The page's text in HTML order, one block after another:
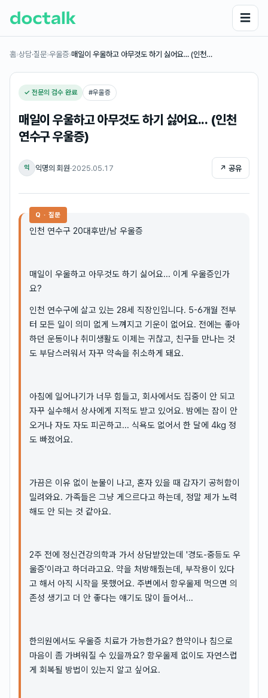
☰
홈›상담·질문›우울증›매일이 우울하고 아무것도 하기 싫어요... (인천…
✓ 전문의 검수 완료 #우울증
매일이 우울하고 아무것도 하기 싫어요... (인천
연수구 우울증)
익 익명의 회원·2025.05.17 ↗ 공유
Q · 질문
인천 연수구 20대후반/남 우울증
매일이 우울하고 아무것도 하기 싫어요... 이게 우울증인가
요?
인천 연수구에 살고 있는 28세 직장인입니다. 5-6개월 전부
터 모든 일이 의미 없게 느껴지고 기운이 없어요. 전에는 좋아
하던 운동이나 취미생활도 이제는 귀찮고, 친구들 만나는 것
도 부담스러워서 자꾸 약속을 취소하게 돼요.
아침에 일어나기가 너무 힘들고, 회사에서도 집중이 안 되고
자꾸 실수해서 상사에게 지적도 받고 있어요. 밤에는 잠이 안
오거나 자도 자도 피곤하고... 식욕도 없어서 한 달에 4kg 정
도 빠졌어요.
가끔은 이유 없이 눈물이 나고, 혼자 있을 때 갑자기 공허함이
밀려와요. 가족들은 그냥 게으르다고 하는데, 정말 제가 노력
해도 안 되는 것 같아요.
2주 전에 정신건강의학과 가서 상담받았는데 '경도-중등도 우
울증'이라고 하더라고요. 약을 처방해줬는데, 부작용이 있다
고 해서 아직 시작을 못했어요. 주변에서 항우울제 먹으면 의
존성 생기고 더 안 좋다는 얘기도 많이 들어서...
한의원에서도 우울증 치료가 가능한가요? 한약이나 침으로
마음이 좀 가벼워질 수 있을까요? 항우울제 없이도 자연스럽
게 회복될 방법이 있는지 알고 싶어요.